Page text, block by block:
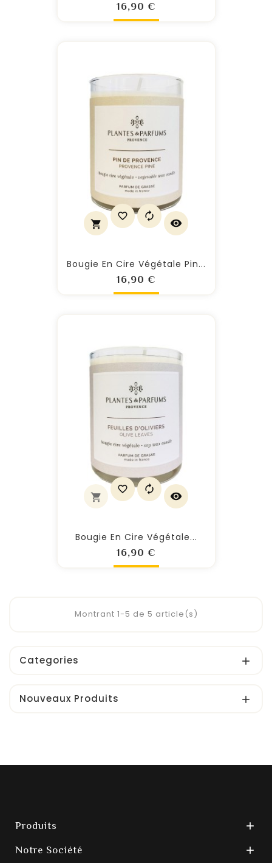
16,90 €
Bougie En Cire Végétale Pin...
16,90 €
Bougie En Cire Végétale...
16,90 €
Montrant 1-5 de 5 article(s)
Categories 
Nouveaux Produits 
Produits 
Notre Société 